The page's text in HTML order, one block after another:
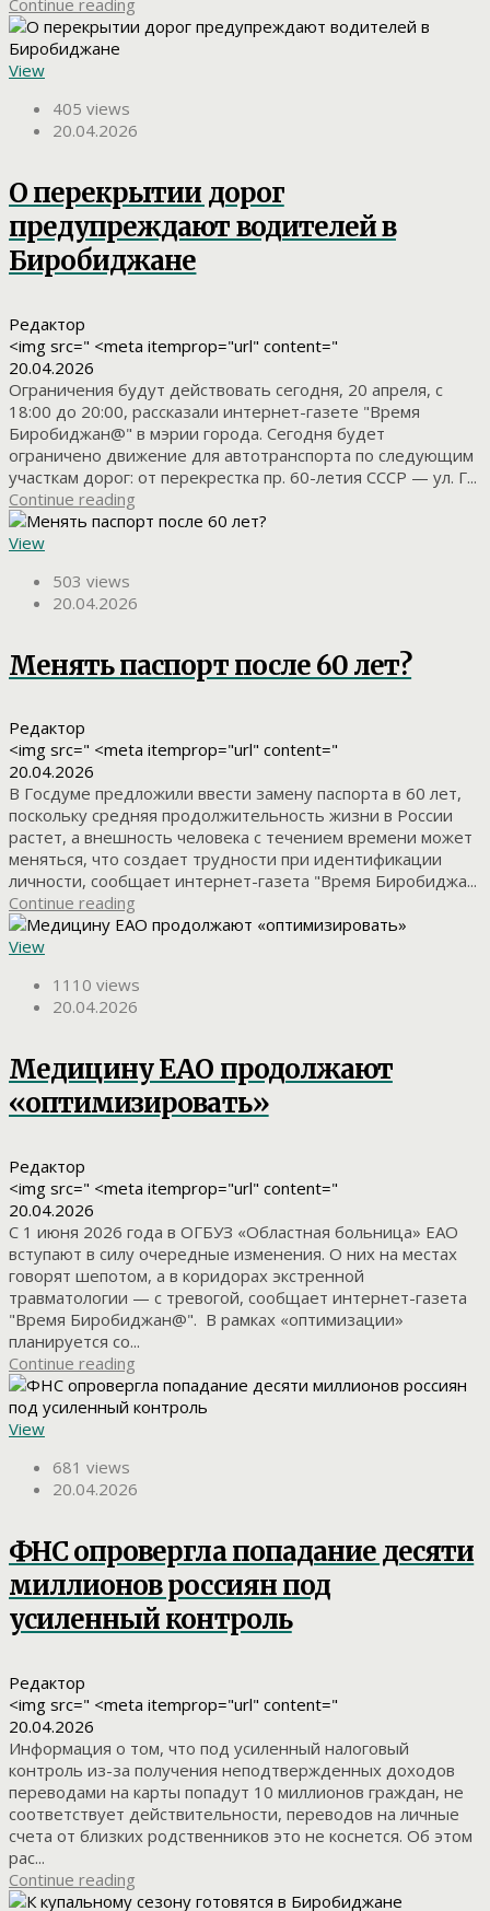
View
405 views
20.04.2026
О перекрытии дорог
предупреждают водителей в
Биробиджане
Редактор
<img src=" <meta itemprop="url" content="
20.04.2026
Ограничения будут действовать сегодня, 20 апреля, с
18:00 до 20:00, рассказали интернет-газете "Время
Биробиджан@" в мэрии города. Сегодня будет
ограничено движение для автотранспорта по следующим
участкам дорог: от перекрестка пр. 60-летия СССР — ул. Г...
Continue reading
View
503 views
20.04.2026
Менять паспорт после 60 лет?
Редактор
<img src=" <meta itemprop="url" content="
20.04.2026
В Госдуме предложили ввести замену паспорта в 60 лет,
поскольку средняя продолжительность жизни в России
растет, а внешность человека с течением времени может
меняться, что создает трудности при идентификации
личности, сообщает интернет-газета "Время Биробиджа...
Continue reading
View
1110 views
20.04.2026
Медицину ЕАО продолжают
«оптимизировать»
Редактор
<img src=" <meta itemprop="url" content="
20.04.2026
С 1 июня 2026 года в ОГБУЗ «Областная больница» ЕАО
вступают в силу очередные изменения. О них на местах
говорят шепотом, а в коридорах экстренной
травматологии — с тревогой, сообщает интернет-газета
"Время Биробиджан@". В рамках «оптимизации»
планируется со...
Continue reading
View
681 views
20.04.2026
ФНС опровергла попадание десяти
миллионов россиян под
усиленный контроль
Редактор
<img src=" <meta itemprop="url" content="
20.04.2026
Информация о том, что под усиленный налоговый
контроль из-за получения неподтвержденных доходов
переводами на карты попадут 10 миллионов граждан, не
соответствует действительности, переводов на личные
счета от близких родственников это не коснется. Об этом
рас...
Continue reading